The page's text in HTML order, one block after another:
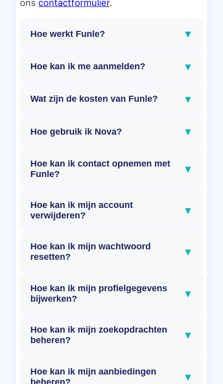
ons contactformulier.
Hoe werkt Funle? ▾
Hoe kan ik me aanmelden? ▾
Wat zijn de kosten van Funle? ▾
Hoe gebruik ik Nova? ▾
Hoe kan ik contact opnemen met
Funle?
▾
Hoe kan ik mijn account
verwijderen?
▾
Hoe kan ik mijn wachtwoord
resetten?
▾
Hoe kan ik mijn profielgegevens
bijwerken?
▾
Hoe kan ik mijn zoekopdrachten
beheren?
▾
Hoe kan ik mijn aanbiedingen
beheren?
▾